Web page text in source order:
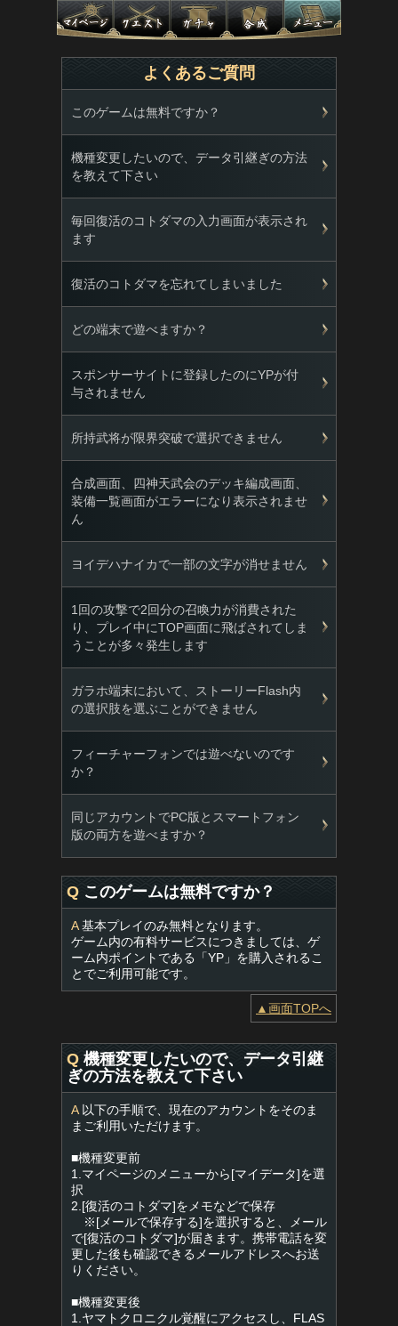
よくあるご質問
このゲームは無料ですか？
機種変更したいので、データ引継ぎの方法
を教えて下さい
毎回復活のコトダマの入力画面が表示され
ます
復活のコトダマを忘れてしまいました
どの端末で遊べますか？
スポンサーサイトに登録したのにYPが付
与されません
所持武将が限界突破で選択できません
合成画面、四神天武会のデッキ編成画面、
装備一覧画面がエラーになり表示されませ
ん
ヨイデハナイカで一部の文字が消せません
1回の攻撃で2回分の召喚力が消費された
り、プレイ中にTOP画面に飛ばされてしま
うことが多々発生します
ガラホ端末において、ストーリーFlash内
の選択肢を選ぶことができません
フィーチャーフォンでは遊べないのです
か？
同じアカウントでPC版とスマートフォン
版の両方を遊べますか？
Q このゲームは無料ですか？
A基本プレイのみ無料となります。
ゲーム内の有料サービスにつきましては、ゲ
ーム内ポイントである「YP」を購入されるこ
とでご利用可能です。
▲画面TOPへ
Q 機種変更したいので、データ引継
ぎの方法を教えて下さい
A以下の手順で、現在のアカウントをそのま
まご利用いただけます。
■機種変更前
1.マイページのメニューから[マイデータ]を選
択
2.[復活のコトダマ]をメモなどで保存
※[メールで保存する]を選択すると、メール
で[復活のコトダマ]が届きます。携帯電話を変
更した後も確認できるメールアドレスへお送
りください。
■機種変更後
1.ヤマトクロニクル覚醒にアクセスし、FLAS